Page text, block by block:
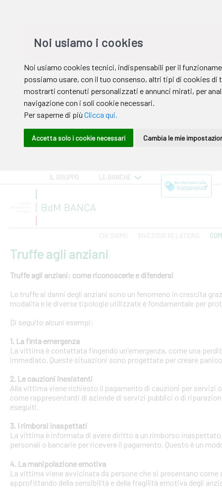
IL GRUPPO LE BANCHE
CHI SIAMO INVESTOR RELATIONS
Truffe agli anziani
Truffe agli anziani: come riconoscerle e difendersi
Le truffe ai danni degli anziani sono un fenomeno in crescita
modalità e le diverse tipologie utilizzate è fondamentale per
Di seguito alcuni esempi:
1. La finta emergenza
La vittima è contattata fingendo un'emergenza, come una
immediato. Queste situazioni sono progettate per creare
2. Le cauzioni inesistenti
Alla vittima viene richiesto il pagamento di cauzioni per
come rappresentanti di aziende di servizi pubblici o di
eseguiti.
3. I rimborsi inaspettati
La vittima è informata di avere diritto a un rimborso
personali o bancarie per ricevere il pagamento. Questo è un
4. La manipolazione emotiva
La vittima viene avvicinata da persone che si presentano
approfittando della sensibilità e della fragilità emotiva degli